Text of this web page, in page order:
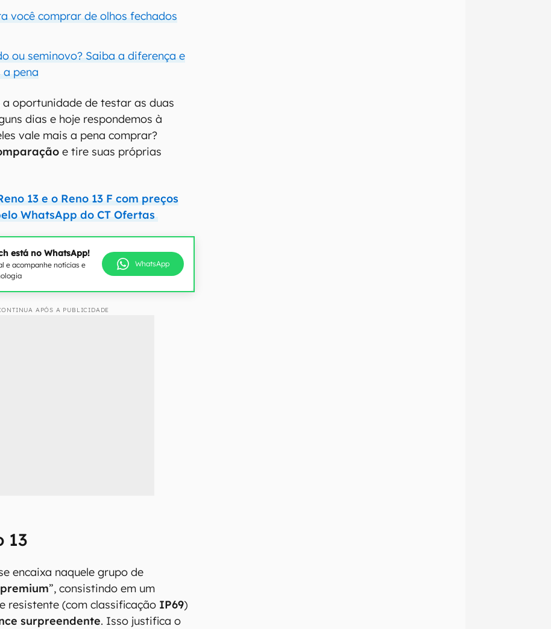
você comprar de olhos fechados
ou seminovo? Saiba a diferença e
a pena
a oportunidade de testar as duas
dias e hoje respondemos à
vale mais a pena comprar?
e tire suas próprias
13 e o Reno 13 F com preços
WhatsApp do CT Ofertas
está no WhatsApp!
e acompanhe notícias e
WhatsApp
APÓS A PUBLICIDADE
13
encaixa naquele grupo de
”, consistindo em um
resistente (com classificação IP69)
surpreendente. Isso justifica o